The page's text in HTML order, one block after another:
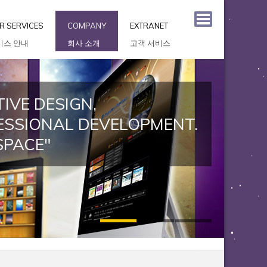
SERVICES
스 안내
COMPANY
회사 소개
EXTRANET
고객 서비스
DESIGN,
DEVELOPMENT.